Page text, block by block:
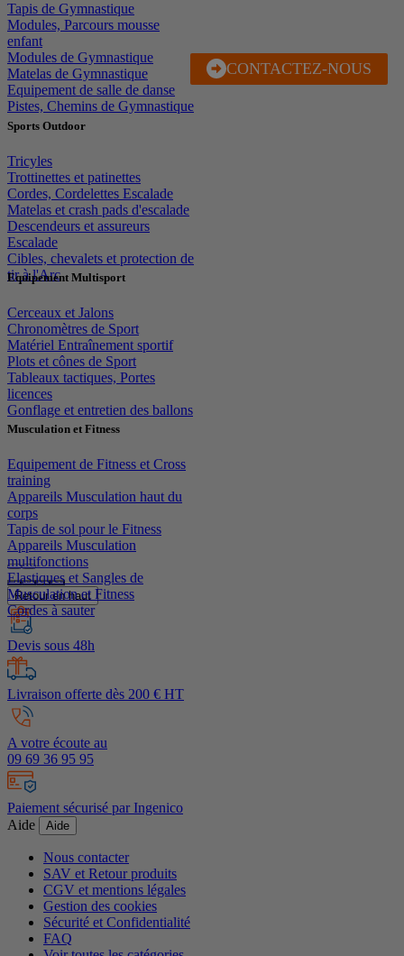
J'EN PROFITE
CONTACTEZ-NOUS
Tapis de Gymnastique
Modules, Parcours mousse
enfant
Modules de Gymnastique
Matelas de Gymnastique
Equipement de salle de danse
Pistes, Chemins de Gymnastique
Sports Outdoor
Tricyles
Trottinettes et patinettes
Cordes, Cordelettes Escalade
Matelas et crash pads d'escalade
Descendeurs et assureurs
Escalade
Cibles, chevalets et protection de
tir à l'Arc
Equipement Multisport
Cerceaux et Jalons
Chronomètres de Sport
Matériel Entraînement sportif
Plots et cônes de Sport
Tableaux tactiques, Portes
licences
Gonflage et entretien des ballons
Musculation et Fitness
Equipement de Fitness et Cross
training
Appareils Musculation haut du
corps
Tapis de sol pour le Fitness
Appareils Musculation
multifonctions
Elastiques et Sangles de
Musculation et Fitness
Cordes à sauter
Retour en haut
Devis sous 48h
Livraison offerte dès 200 € HT
A votre écoute au
09 69 36 95 95
Paiement sécurisé par Ingenico
Aide
Aide
Nous contacter
SAV et Retour produits
CGV et mentions légales
Gestion des cookies
Sécurité et Confidentialité
FAQ